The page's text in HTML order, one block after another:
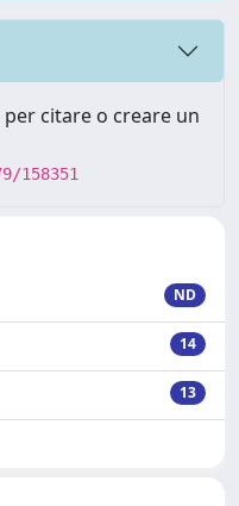
citare o creare un
158351
ND
14
13